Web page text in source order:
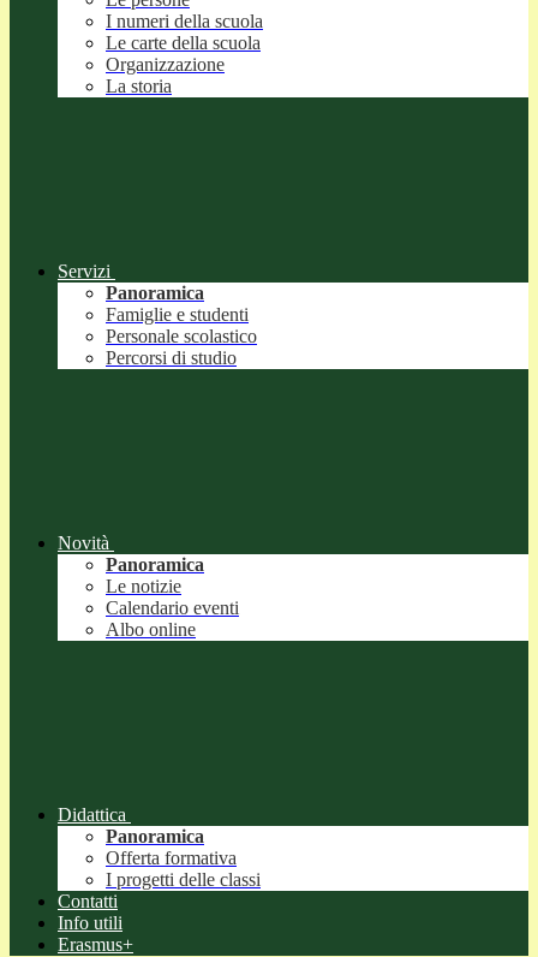
I numeri della scuola
Le carte della scuola
Organizzazione
La storia
Servizi
Panoramica
Famiglie e studenti
Personale scolastico
Percorsi di studio
Novità
Panoramica
Le notizie
Calendario eventi
Albo online
Didattica
Panoramica
Offerta formativa
I progetti delle classi
Contatti
Info utili
Erasmus+